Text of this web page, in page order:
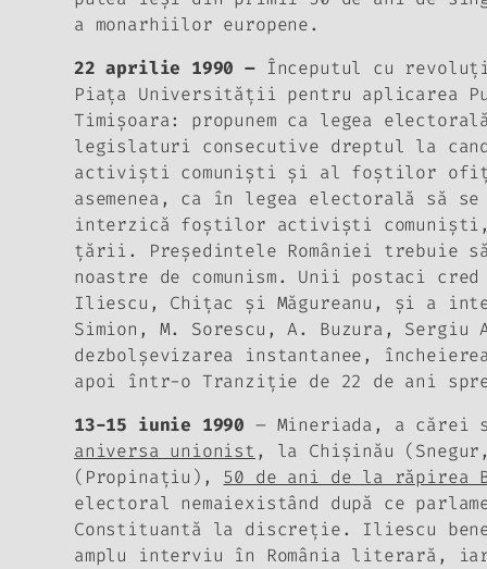
a monarhiilor europene.
22 aprilie 1990 –Începutul cu
Piaţa Universităţii pentru aplicarea
Timişoara: propunem ca legea
legislaturi consecutive dreptul la
activişti comunişti şi al foştilor
asemenea, ca în legea electorală să
interzică foştilor activişti comunişti,
ţării. Preşedintele României
noastre de comunism. Unii postaci
Iliescu, Chiţac şi Măgureanu, şi a
Simion, M. Sorescu, A. Buzura, Sergiu
dezbolşevizarea instantanee,
apoi într-o Tranziţie de 22 de ani
13-15 iunie 1990 – Mineriada, a cărei
aniversa unionist , la Chişinău
(Propinaţiu), 50 de ani de la răpirea
electoral nemaiexistând după ce
Constituantă la discreţie. Iliescu
amplu interviu în România literară,